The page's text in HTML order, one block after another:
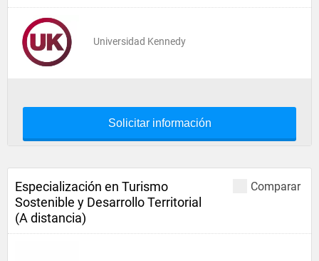
Universidad Kennedy
Solicitar información
Comparar
Especialización en Turismo
Sostenible y Desarrollo Territorial
(A distancia)